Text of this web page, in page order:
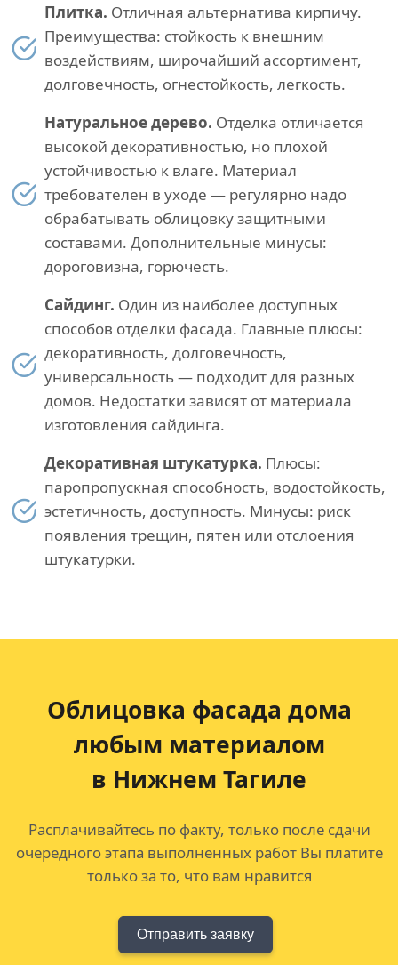
Плитка. Отличная альтернатива кирпичу.
Преимущества: стойкость к внешним
воздействиям, широчайший ассортимент,
долговечность, огнестойкость, легкость.
Натуральное дерево. Отделка отличается
высокой декоративностью, но плохой
устойчивостью к влаге. Материал
требователен в уходе — регулярно надо
обрабатывать облицовку защитными
составами. Дополнительные минусы:
дороговизна, горючесть.
Сайдинг. Один из наиболее доступных
способов отделки фасада. Главные плюсы:
декоративность, долговечность,
универсальность — подходит для разных
домов. Недостатки зависят от материала
изготовления сайдинга.
Декоративная штукатурка. Плюсы:
паропропускная способность, водостойкость,
эстетичность, доступность. Минусы: риск
появления трещин, пятен или отслоения
штукатурки.
Облицовка фасада дома
любым материалом
в Нижнем Тагиле
Расплачивайтесь по факту, только после сдачи
очередного этапа выполненных работ Вы платите
только за то, что вам нравится
Отправить заявку